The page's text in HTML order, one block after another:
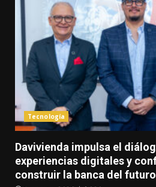
Tecnología
Davivienda impulsa el
experiencias digitales y
construir la banca del futuro